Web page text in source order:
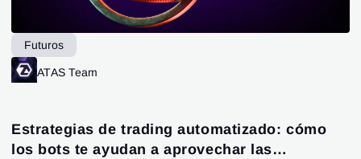
Futuros
ATAS Team
Estrategias de trading automatizado: cómo
los bots te ayudan a aprovechar las